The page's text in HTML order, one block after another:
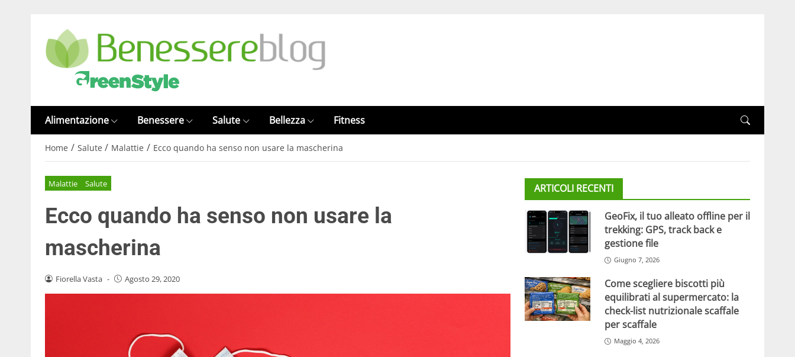
Alimentazione Benessere Salute Bellezza Fitness
Home / Salute / Malattie / Ecco quando ha senso non usare la mascherina
Malattie Salute
Ecco quando ha senso non usare la
mascherina
Fiorella Vasta - Agosto 29, 2020
ARTICOLI RECENTI
GeoFix, il tuo alleato offline per il
trekking: GPS, track back e
gestione file
Giugno 7, 2026
Come scegliere biscotti più
equilibrati al supermercato: la
check-list nutrizionale scaffale
per scaffale
Maggio 4, 2026